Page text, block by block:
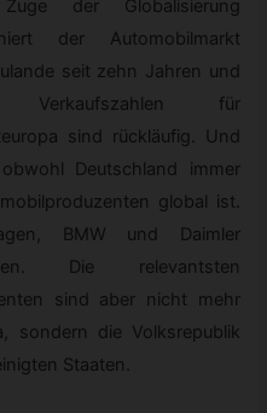
der Globalisierung
der Automobilmarkt
seit zehn Jahren und
Verkaufszahlen für
sind rückläufig. Und
Deutschland immer
global ist.
BMW und Daimler
Die relevantsten
sind aber nicht mehr
sondern die Volksrepublik
Staaten.